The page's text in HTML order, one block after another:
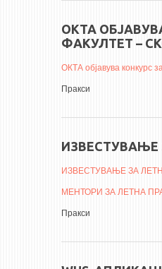
ОКТА
ФАКУЛТЕТ –
ОКТА објавува конкурс
Пракси
ИЗВЕСТУВАЊЕ
ИЗВЕСТУВАЊЕ ЗА
MЕНТОРИ ЗА ЛЕТНА
Пракси